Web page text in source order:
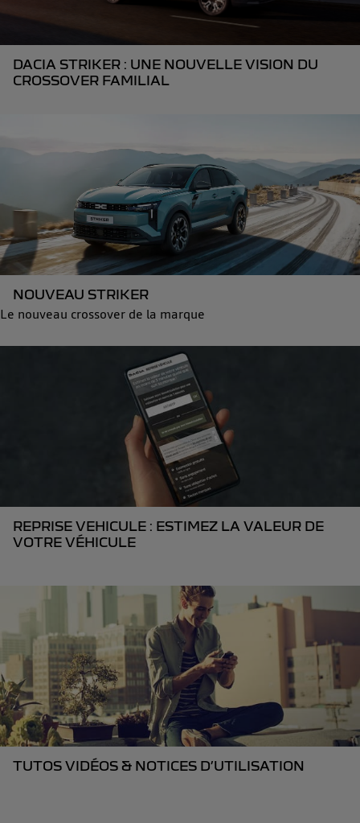
DACIA STRIKER : UNE NOUVELLE VISION DU
CROSSOVER FAMILIAL
NOUVEAU STRIKER
Le nouveau crossover de la marque
REPRISE VEHICULE : ESTIMEZ LA VALEUR DE
VOTRE VÉHICULE
TUTOS VIDÉOS & NOTICES D’UTILISATION